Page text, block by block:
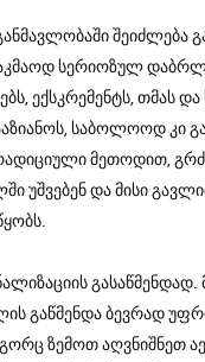
შეიძლება
სერიოზულ
ექსკრემენტს, თმას და
საბოლოოდ კი
მეთოდით,
უშვებენ და მისი
გასაწმენდად.
გაწმენდა ბევრად
ზემოთ აღვნიშნეთ